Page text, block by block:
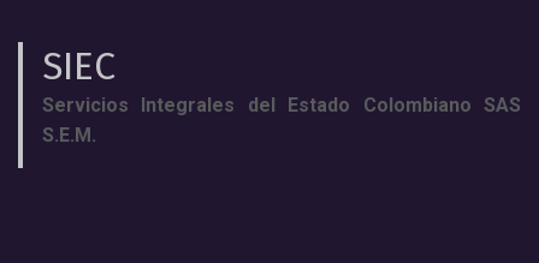
SIEC
Servicios Integrales del Estado Colombiano SAS
S.E.M.